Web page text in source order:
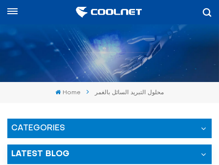
Home محلول التبريد السائل بالغمر
CATEGORIES
LATEST BLOG